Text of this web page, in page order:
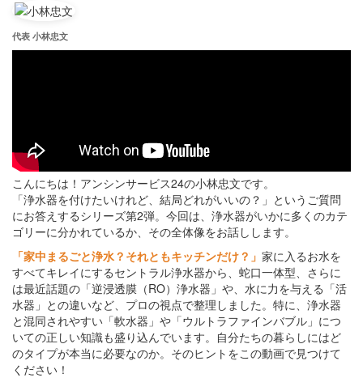
代表 小林忠文
こんにちは！アンシンサービス24の小林忠文です。
「浄水器を付けたいけれど、結局どれがいいの？」というご質問
にお答えするシリーズ第2弾。今回は、浄水器がいかに多くのカテ
ゴリーに分かれているか、その全体像をお話しします。
「家中まるごと浄水？それともキッチンだけ？」 家に入るお水を
すべてキレイにするセントラル浄水器から、蛇口一体型、さらに
は最近話題の「逆浸透膜（RO）浄水器」や、水に力を与える「活
水器」との違いなど、プロの視点で整理しました。特に、浄水器
と混同されやすい「軟水器」や「ウルトラファインバブル」につ
いての正しい知識も盛り込んでいます。自分たちの暮らしにはど
のタイプが本当に必要なのか。そのヒントをこの動画で見つけて
ください！